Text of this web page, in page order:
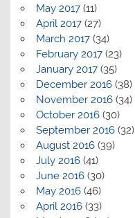
May 2017(11)
April 2017(27)
March 2017(34)
February 2017(23)
January 2017(35)
December 2016(38)
November 2016(34)
October 2016(30)
September 2016(32)
August 2016(39)
July 2016(41)
June 2016(30)
May 2016(46)
April 2016(33)